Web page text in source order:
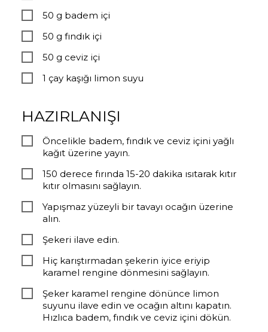
50 g badem içi
50 g fındık içi
50 g ceviz içi
1 çay kaşığı limon suyu
HAZIRLANIŞI
Öncelikle badem, fındık ve ceviz içini yağlı
kağıt üzerine yayın.
150 derece fırında 15-20 dakika ısıtarak kıtır
kıtır olmasını sağlayın.
Yapışmaz yüzeyli bir tavayı ocağın üzerine
alın.
Şekeri ilave edin.
Hiç karıştırmadan şekerin iyice eriyip
karamel rengine dönmesini sağlayın.
Şeker karamel rengine dönünce limon
suyunu ilave edin ve ocağın altını kapatın.
Hızlıca badem, fındık ve ceviz içini dökün.